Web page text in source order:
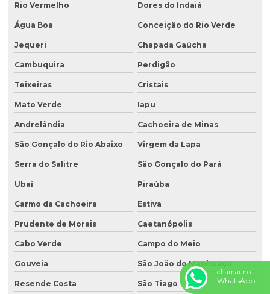
Rio Vermelho Dores do Indaiá
Água Boa Conceição do Rio Verde
Jequeri Chapada Gaúcha
Cambuquira Perdigão
Teixeiras Cristais
Mato Verde Iapu
Andrelândia Cachoeira de Minas
São Gonçalo do Rio Abaixo Virgem da Lapa
Serra do Salitre São Gonçalo do Pará
Ubaí Piraúba
Carmo da Cachoeira Estiva
Prudente de Morais Caetanópolis
Cabo Verde Campo do Meio
Gouveia São João do Manhuaçu
Resende Costa São Tiago
chamar no
WhatsApp